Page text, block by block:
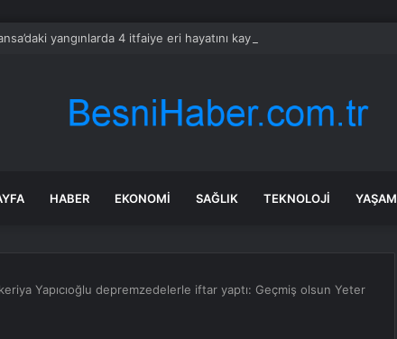
yangınlarda 4 itfaiye eri hayatını kaybetti
HABER EKONOMI SAĞLIK TEKNOLOJI YAŞAM
Yapıcıoğlu depremzedelerle iftar yaptı: Geçmiş olsun Yeter